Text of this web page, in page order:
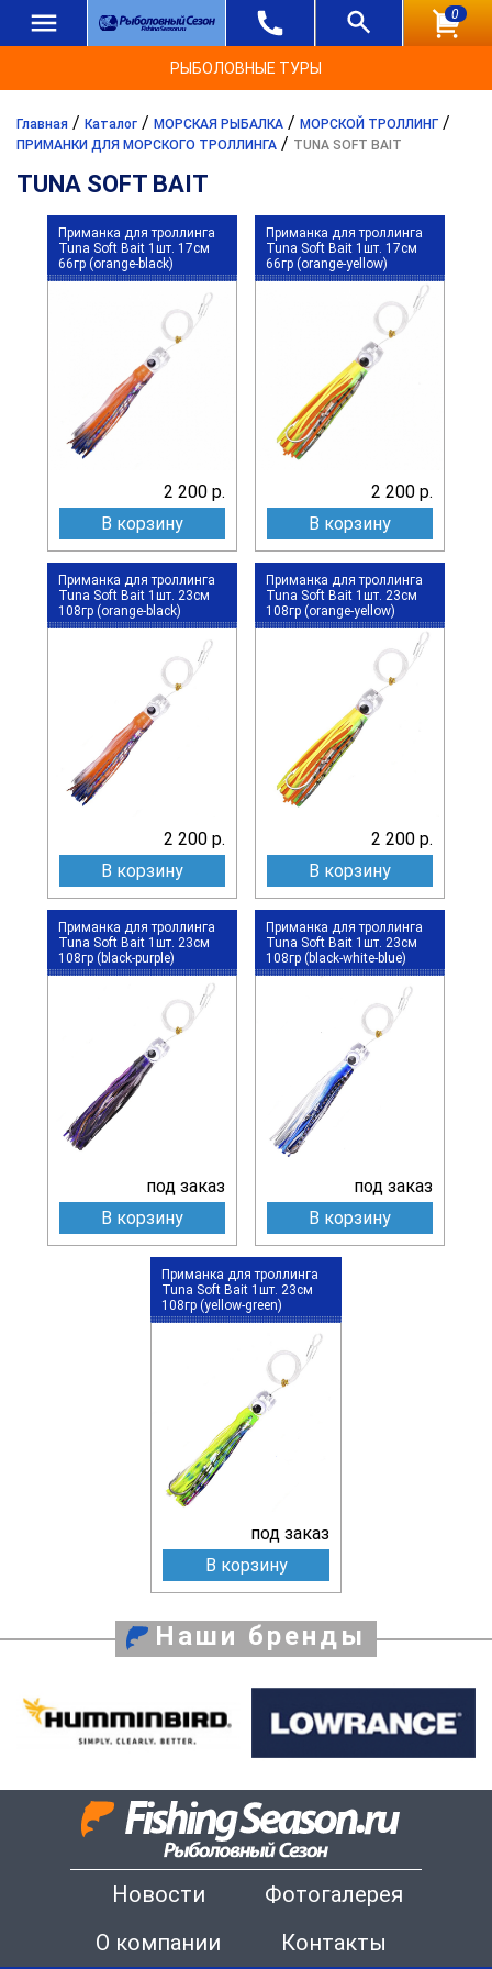
0
РЫБОЛОВНЫЕ ТУРЫ
Главная / Каталог / МОРСКАЯ РЫБАЛКА / МОРСКОЙ ТРОЛЛИНГ /
ПРИМАНКИ ДЛЯ МОРСКОГО ТРОЛЛИНГА / TUNA SOFT BAIT
TUNA SOFT BAIT
Приманка для троллинга
Tuna Soft Bait 1шт. 17см
66гр (orange-black)
2 200 р.
В корзину
Приманка для троллинга
Tuna Soft Bait 1шт. 17см
66гр (orange-yellow)
2 200 р.
В корзину
Приманка для троллинга
Tuna Soft Bait 1шт. 23см
108гр (orange-black)
2 200 р.
В корзину
Приманка для троллинга
Tuna Soft Bait 1шт. 23см
108гр (orange-yellow)
2 200 р.
В корзину
Приманка для троллинга
Tuna Soft Bait 1шт. 23см
108гр (black-purple)
под заказ
В корзину
Приманка для троллинга
Tuna Soft Bait 1шт. 23см
108гр (black-white-blue)
под заказ
В корзину
Приманка для троллинга
Tuna Soft Bait 1шт. 23см
108гр (yellow-green)
под заказ
В корзину
Наши бренды
Новости
Фотогалерея
О компании
Контакты